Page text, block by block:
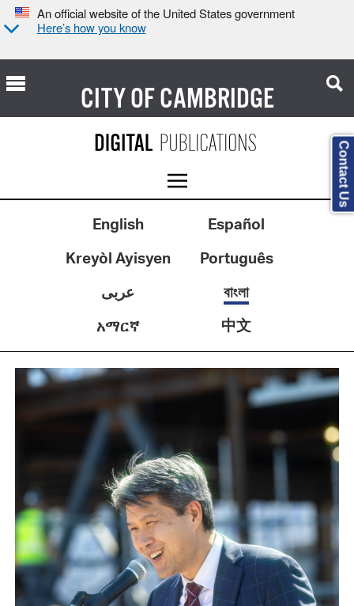
An official website of the United States government
Here’s how you know
CITY OFCAMBRIDGE
English
Español
Kreyòl Ayisyen
Português
عربى
বাংলা
አማርኛ
中文
Contact Us